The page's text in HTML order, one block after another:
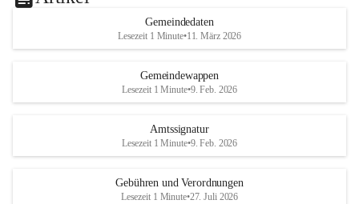
Gemeindedaten
Lesezeit 1 Minute•11. März 2026
Gemeindewappen
Lesezeit 1 Minute•9. Feb. 2026
Amtssignatur
Lesezeit 1 Minute•9. Feb. 2026
Gebühren und Verordnungen
Lesezeit 1 Minute•27. Juli 2026